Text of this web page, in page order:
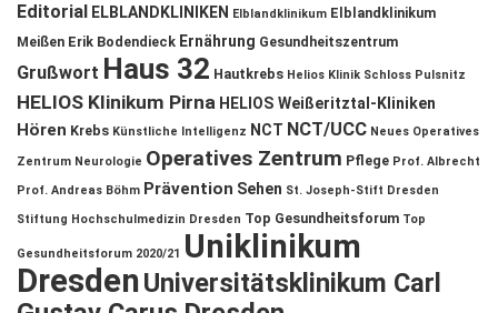
Editorial ELBLANDKLINIKEN Elblandklinikum Elblandklinikum
Meißen Erik Bodendieck Ernährung Gesundheitszentrum
Grußwort Haus 32 Hautkrebs Helios Klinik Schloss Pulsnitz
HELIOS Klinikum Pirna HELIOS Weißeritztal-Kliniken
Hören Krebs Künstliche Intelligenz NCT NCT/UCC Neues Operatives
Zentrum Neurologie Operatives Zentrum Pflege Prof. Albrecht
Prof. Andreas Böhm Prävention Sehen St. Joseph-Stift Dresden
Stiftung Hochschulmedizin Dresden Top Gesundheitsforum Top
Gesundheitsforum 2020/21 Uniklinikum
DresdenUniversitätsklinikum Carl